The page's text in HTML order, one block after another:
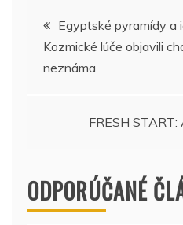
Navigácia
Egyptské pyramídy a
Kozmické lúče objavili
neznáma
FRESH
ODPORÚČANÉ